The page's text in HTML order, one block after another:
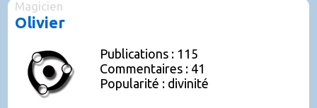
Magicien
Olivier
Publications : 115
Commentaires : 41
Popularité : divinité